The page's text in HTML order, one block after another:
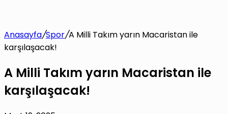
Anasayfa/Spor/A Milli Takım yarın Macaristan ile
karşılaşacak!
A Milli Takım yarın Macaristan ile
karşılaşacak!